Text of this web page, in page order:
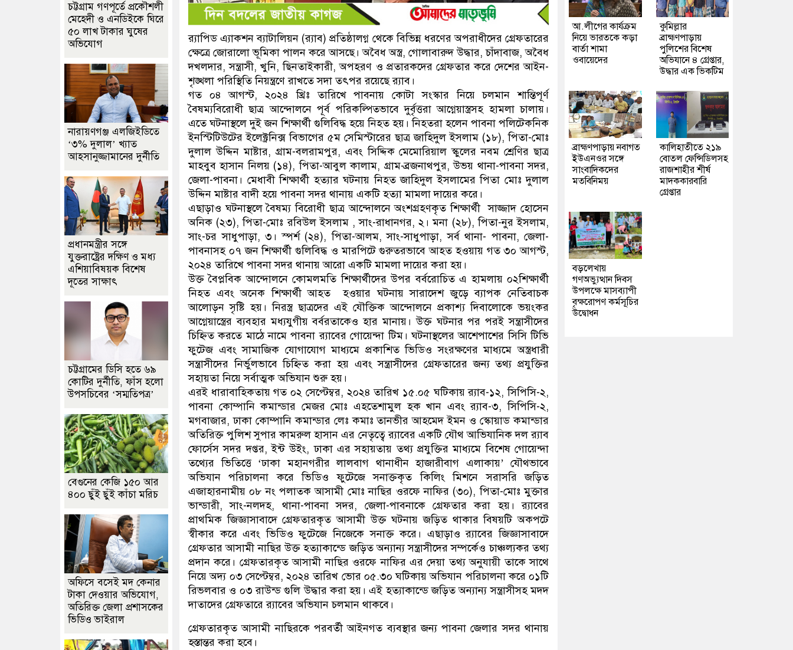
র‍্যাপিড এ্যাকশন ব্যাটালিয়ন (র‍্যাব) প্রতিষ্ঠালগ্ন থেকে বিভিন্ন ধরণের অপরাধীদের গ্রেফতারের
ক্ষেত্রে জোরালো ভূমিকা পালন করে আসছে। অবৈধ অস্ত্র, গোলাবারুদ উদ্ধার, চাঁদাবাজ, অবৈধ
দখলদার, সন্ত্রাসী, খুনি, ছিনতাইকারী, অপহরণ ও প্রতারকদের গ্রেফতার করে দেশের আইন-
শৃঙ্খলা পরিস্থিতি নিয়ন্ত্রণে রাখতে সদা তৎপর রয়েছে র‍্যাব।
গত ০৪ আগস্ট, ২০২৪ খ্রিঃ তারিখে পাবনায় কোটা সংস্কার নিয়ে চলমান শান্তিপূর্ণ
বৈষম্যবিরোধী ছাত্র আন্দোলনে পূর্ব পরিকল্পিতভাবে দুর্বৃত্তরা আগ্নেয়াস্ত্রসহ হামলা চালায়।
এতে ঘটনাস্থলে দুই জন শিক্ষার্থী গুলিবিদ্ধ হয়ে নিহত হয়। নিহতরা হলেন পাবনা পলিটেকনিক
ইনস্টিটিউটের ইলেক্ট্রনিক্স বিভাগের ৫ম সেমিস্টারের ছাত্র জাহিদুল ইসলাম (১৮), পিতা-মোঃ
দুলাল উদ্দিন মাষ্টার, গ্রাম-বলরামপুর, এবং সিদ্দিক মেমোরিয়াল স্কুলের নবম শ্রেণির ছাত্র
মাহবুব হাসান নিলয় (১৪), পিতা-আবুল কালাম, গ্রাম-ব্রজনাথপুর, উভয় থানা-পাবনা সদর,
জেলা-পাবনা। মেধাবী শিক্ষার্থী হত্যার ঘটনায় নিহত জাহিদুল ইসলামের পিতা মোঃ দুলাল
উদ্দিন মাষ্টার বাদী হয়ে পাবনা সদর থানায় একটি হত্যা মামলা দায়ের করে।
এছাড়াও ঘটনাস্থলে বৈষম্য বিরোধী ছাত্র আন্দোলনে অংশগ্রহণকৃত শিক্ষার্থী সাজ্জাদ হোসেন
অনিক (২৩), পিতা-মোঃ রবিউল ইসলাম , সাং-রাধানগর, ২। মনা (২৮), পিতা-নুর ইসলাম,
সাং-চর সাধুপাড়া, ৩। স্পর্শ (২৪), পিতা-আলম, সাং-সাধুপাড়া, সর্ব থানা- পাবনা, জেলা-
পাবনাসহ ০৭ জন শিক্ষার্থী গুলিবিদ্ধ ও মারপিটে গুরুতরভাবে আহত হওয়ায় গত ৩০ আগস্ট,
২০২৪ তারিখে পাবনা সদর থানায় আরো একটি মামলা দায়ের করা হয়।
উক্ত বৈপ্লবিক আন্দোলনে কোমলমতি শিক্ষার্থীদের উপর বর্বরোচিত এ হামলায় ০২শিক্ষার্থী
নিহত এবং অনেক শিক্ষার্থী আহত হওয়ার ঘটনায় সারাদেশ জুড়ে ব্যাপক নেতিবাচক
আলোড়ন সৃষ্টি হয়। নিরস্ত্র ছাত্রদের এই যৌক্তিক আন্দোলনে প্রকাশ্য দিবালোকে ভয়ংকর
আগ্নেয়াস্ত্রের ব্যবহার মধ্যযুগীয় বর্বরতাকেও হার মানায়। উক্ত ঘটনার পর পরই সন্ত্রাসীদের
চিহ্নিত করতে মাঠে নামে পাবনা র‍্যাবের গোয়েন্দা টিম। ঘটনাস্থলের আশেপাশের সিসি টিভি
ফুটেজ এবং সামাজিক যোগাযোগ মাধ্যমে প্রকাশিত ভিডিও সংরক্ষণের মাধ্যমে অস্ত্রধারী
সন্ত্রাসীদের নির্ভুলভাবে চিহ্নিত করা হয় এবং সন্ত্রাসীদের গ্রেফতারের জন্য তথ্য প্রযুক্তির
সহায়তা নিয়ে সর্বাত্মক অভিযান শুরু হয়।
এরই ধারাবাহিকতায় গত ০২ সেপ্টেম্বর, ২০২৪ তারিখ ১৫.০৫ ঘটিকায় র‍্যাব-১২, সিপিসি-২,
পাবনা কোম্পানি কমান্ডার মেজর মোঃ এহতেশামুল হক খান এবং র‍্যাব-৩, সিপিসি-২,
মগবাজার, ঢাকা কোম্পানি কমান্ডার লেঃ কমাঃ তানভীর আহমেদ ইমন ও স্কোয়াড কমান্ডার
অতিরিক্ত পুলিশ সুপার কামরুল হাসান এর নেতৃত্বে র‍্যাবের একটি যৌথ আভিযানিক দল র‍্যাব
ফোর্সেস সদর দপ্তর, ইন্ট উইং, ঢাকা এর সহায়তায় তথ্য প্রযুক্তির মাধ্যমে বিশেষ গোয়েন্দা
তথ্যের ভিতিত্তে ‘ঢাকা মহানগরীর লালবাগ থানাধীন হাজারীবাগ এলাকায়’ যৌথভাবে
অভিযান পরিচালনা করে ভিডিও ফুটেজে সনাক্তকৃত কিলিং মিশনে সরাসরি জড়িত
এজাহারনামীয় ০৮ নং পলাতক আসামী মোঃ নাছির ওরফে নাফির (৩০), পিতা-মোঃ মুক্তার
ভান্ডারী, সাং-নলদহ, থানা-পাবনা সদর, জেলা-পাবনাকে গ্রেফতার করা হয়। র‍্যাবের
প্রাথমিক জিজ্ঞাসাবাদে গ্রেফতারকৃত আসামী উক্ত ঘটনায় জড়িত থাকার বিষয়টি অকপটে
স্বীকার করে এবং ভিডিও ফুটেজে নিজেকে সনাক্ত করে। এছাড়াও র‍্যাবের জিজ্ঞাসাবাদে
গ্রেফতার আসামী নাছির উক্ত হত্যাকান্ডে জড়িত অন্যান্য সন্ত্রাসীদের সম্পর্কেও চাঞ্চল্যকর তথ্য
প্রদান করে। গ্রেফতারকৃত আসামী নাছির ওরফে নাফির এর দেয়া তথ্য অনুযায়ী তাকে সাথে
নিয়ে অদ্য ০৩ সেপ্টেম্বর, ২০২৪ তারিখ ভোর ০৫.৩০ ঘটিকায় অভিযান পরিচালনা করে ০১টি
রিভলবার ও ০৩ রাউন্ড গুলি উদ্ধার করা হয়। এই হত্যাকান্ডে জড়িত অন্যান্য সন্ত্রাসীসহ মদদ
দাতাদের গ্রেফতারে র‍্যাবের অভিযান চলমান থাকবে।
গ্রেফতারকৃত আসামী নাছিরকে পরবর্তী আইনগত ব্যবস্থার জন্য পাবনা জেলার সদর থানায়
হস্তান্তর করা হবে।
চট্টগ্রাম গণপূর্তে প্রকৌশলী
মেহেদী ও এনডিইকে ঘিরে
৫০ লাখ টাকার ঘুষের
অভিযোগ
নারায়ণগঞ্জ এলজিইডিতে
‘৩% দুলাল’ খ্যাত
আহসানুজ্জামানের দুর্নীতি
প্রধানমন্ত্রীর সঙ্গে
যুক্তরাষ্ট্রের দক্ষিণ ও মধ্য
এশিয়াবিষয়ক বিশেষ
দূতের সাক্ষাৎ
চট্টগ্রামের ডিসি হতে ৬৯
কোটির দুর্নীতি, ফাঁস হলো
উপসচিবের ‘সম্মতিপত্র’
বেগুনের কেজি ১৫০ আর
৪০০ ছুঁই ছুঁই কাঁচা মরিচ
অফিসে বসেই মদ কেনার
টাকা দেওয়ার অভিযোগ,
অতিরিক্ত জেলা প্রশাসকের
ভিডিও ভাইরাল
আ.লীগের কার্যক্রম
নিয়ে ভারতকে কড়া
বার্তা শামা
ওবায়েদের
কুমিল্লার
ব্রাহ্মণপাড়ায়
পুলিশের বিশেষ
অভিযানে ৪ গ্রেপ্তার,
উদ্ধার এক ভিকটিম
ব্রাহ্মণপাড়ায় নবাগত
ইউএনওর সঙ্গে
সাংবাদিকদের
মতবিনিময়
কালিহাতীতে ২১৯
বোতল ফেন্সিডিলসহ
রাজশাহীর শীর্ষ
মাদককারবারি
গ্রেপ্তার
বড়লেখায়
গণঅভ্যুত্থান দিবস
উপলক্ষে মাসব্যাপী
বৃক্ষরোপণ কর্মসূচির
উদ্বোধন